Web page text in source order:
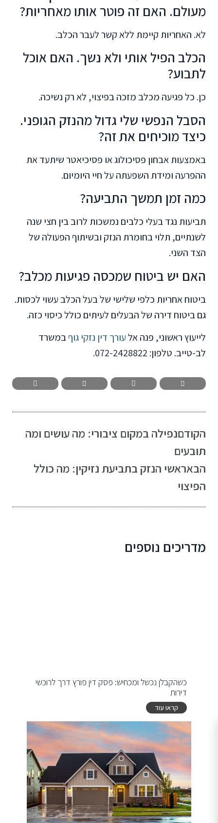
מעולם. האם זה פוטר אותו מאחריות?
לא. האחריות קיימת ללא קשר לעבר הכלב.
הכלב הפיל אותי ולא נשך. האם אוכל
לתבוע?
כן. כל פגיעה מכלב מזכה בפיצוי, לא רק נשיכה.
הסבל הנפשי שלי גדול מהנזק הגופני.
כיצד מוכיחים את זה?
באמצעות אבחון פסיכולוג או פסיכיאטר שיתעד את
ההפרעה ומידת השפעתה על חיי היומיום.
כמה זמן תמשך התביעה?
תביעות נגד בעלי כלבים נמשכות לרוב בין חצי שנה
לשנתיים, תלוי בחומרת הנזק ובשיתוף הפעולה של
הצד השני.
האם יש ביטוח שמכסה פגיעות מכלב?
ביטוח אחריות כלפי שלישי של בעל הכלב עשוי לכסות.
גם ביטוח דירה של הבעלים לעיתים כולל כיסוי כזה.
לייעוץ ראשוני, פנה אלעורך דין נזקי גוףבמשרד
לב-טייב. טלפון: 072-2428822.
הקודםנפילה במקום ציבורי: מה עושים ומה
תובעים
הבאראשי הנזק בתביעת נזיקין: מה כולל
הפיצוי
מדריכים נוספים
כשהקבלן נכשל ומכחיש: פסק דין פורץ דרך לרוכשי
דירות
קראו עוד